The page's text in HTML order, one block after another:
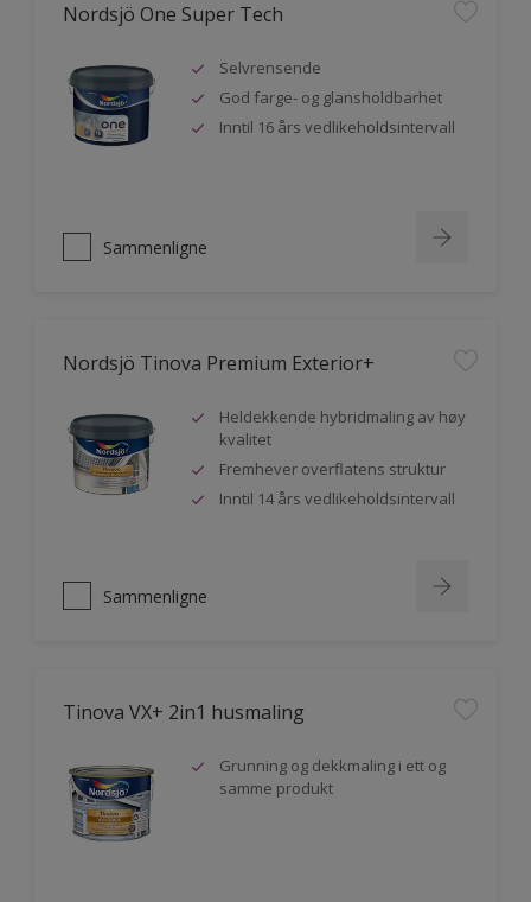
Nordsjö One Super Tech
Selvrensende
God farge- og glansholdbarhet
Inntil 16 års vedlikeholdsintervall
Sammenligne
Nordsjö Tinova Premium Exterior+
Heldekkende hybridmaling av høy
kvalitet
Fremhever overflatens struktur
Inntil 14 års vedlikeholdsintervall
Sammenligne
Tinova VX+ 2in1 husmaling
Grunning og dekkmaling i ett og
samme produkt